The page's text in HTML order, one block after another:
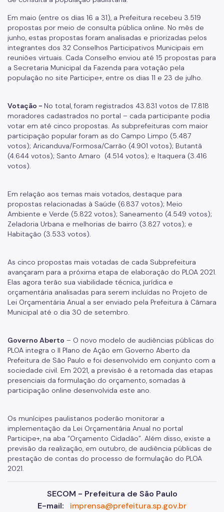
Em maio (entre os dias 16 a 31), a Prefeitura recebeu 3.519
propostas por meio de consulta pública online. No mês de
junho, estas propostas foram analisadas e priorizadas pelos
integrantes dos 32 Conselhos Participativos Municipais em
reuniões virtuais. Cada Conselho enviou até 15 propostas para
a Secretaria Municipal da Fazenda para votação pela
população no site Participe+, entre os dias 11 e 23 de julho.
Votação - No total, foram registrados 43.831 votos de 17.818
moradores cadastrados no portal – cada participante podia
votar em até cinco propostas. As subprefeituras com maior
participação popular foram as do Campo Limpo (5.487
votos); Aricanduva/Formosa/Carrão (4.901 votos); Butantã
(4.644 votos); Santo Amaro (4.514 votos); e Itaquera (3.416
votos).
Em relação aos temas mais votados, destaque para
propostas relacionadas à Saúde (6.837 votos); Meio
Ambiente e Verde (5.822 votos); Saneamento (4.549 votos);
Zeladoria Urbana e melhorias de bairro (3.827 votos); e
Habitação (3.533 votos).
As cinco propostas mais votadas de cada Subprefeitura
avançaram para a próxima etapa de elaboração do PLOA 2021.
Elas agora terão sua viabilidade técnica, jurídica e
orçamentária analisadas para serem incluídas no Projeto de
Lei Orçamentária Anual a ser enviado pela Prefeitura à Câmara
Municipal até o dia 30 de setembro.
Governo Aberto – O novo modelo de audiências públicas do
PLOA integra o II Plano de Ação em Governo Aberto da
Prefeitura de São Paulo e foi desenvolvido em conjunto com a
sociedade civil. Em 2021, a previsão é a retomada das etapas
presenciais da formulação do orçamento, somadas à
participação online desenvolvida este ano.
Os munícipes paulistanos poderão monitorar a
implementação da Lei Orçamentária Anual no portal
Participe+, na aba “Orçamento Cidadão”. Além disso, existe a
previsão da realização, em outubro, de audiência públicas de
prestação de contas do processo de formulação do PLOA
2021.
SECOM - Prefeitura de São Paulo
E-mail:
imprensa@prefeitura.sp.gov.br